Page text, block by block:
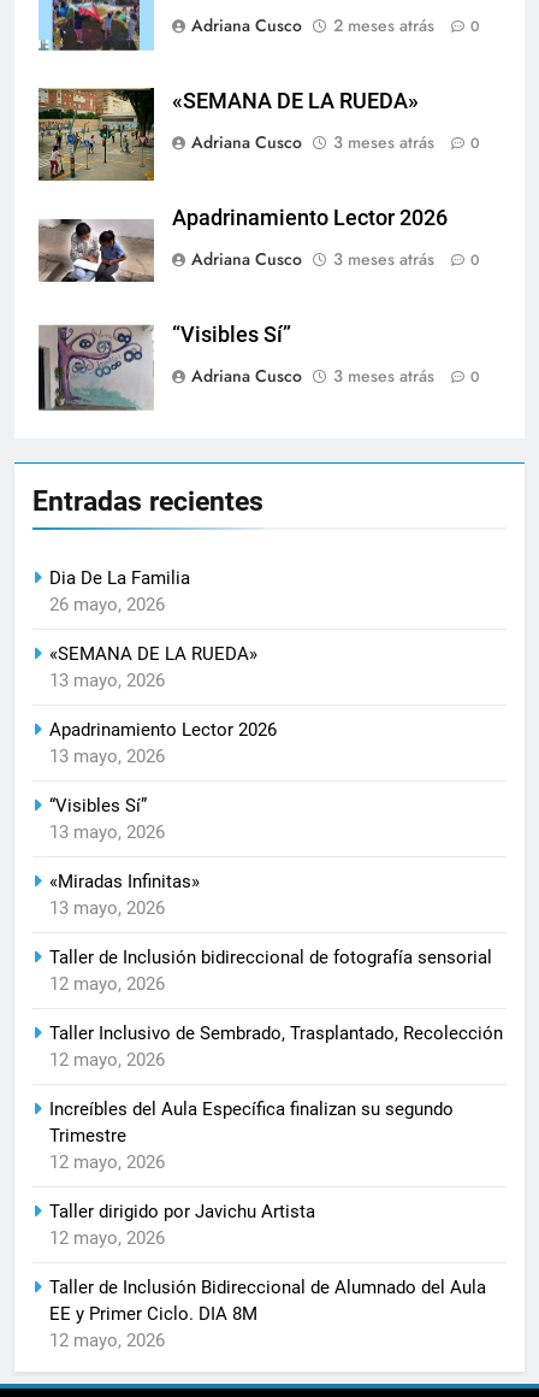
Adriana Cusco
2 meses atrás 0
«SEMANA DE LA RUEDA»
Adriana Cusco
3 meses atrás 0
Apadrinamiento Lector 2026
Adriana Cusco
3 meses atrás 0
“Visibles Sí”
Adriana Cusco
3 meses atrás 0
Entradas recientes
Dia De La Familia
26 mayo, 2026
«SEMANA DE LA RUEDA»
13 mayo, 2026
Apadrinamiento Lector 2026
13 mayo, 2026
“Visibles Sí”
13 mayo, 2026
«Miradas Infinitas»
13 mayo, 2026
Taller de Inclusión bidireccional de fotografía sensorial
12 mayo, 2026
Taller Inclusivo de Sembrado, Trasplantado, Recolección
12 mayo, 2026
Increíbles del Aula Específica finalizan su segundo
Trimestre
12 mayo, 2026
Taller dirigido por Javichu Artista
12 mayo, 2026
Taller de Inclusión Bidireccional de Alumnado del Aula
EE y Primer Ciclo. DIA 8M
12 mayo, 2026